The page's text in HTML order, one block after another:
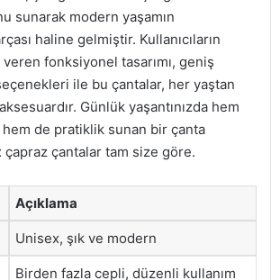
sunarak modern yaşamın
haline gelmiştir. Kullanıcıların
fonksiyonel tasarımı, geniş
ile bu çantalar, her yaştan
Günlük yaşantınızda hem
hem de pratiklik sunan bir çanta
çapraz çantalar tam size göre.
Açıklama
Unisex, şık ve modern
Birden fazla cepli, düzenli kullanım